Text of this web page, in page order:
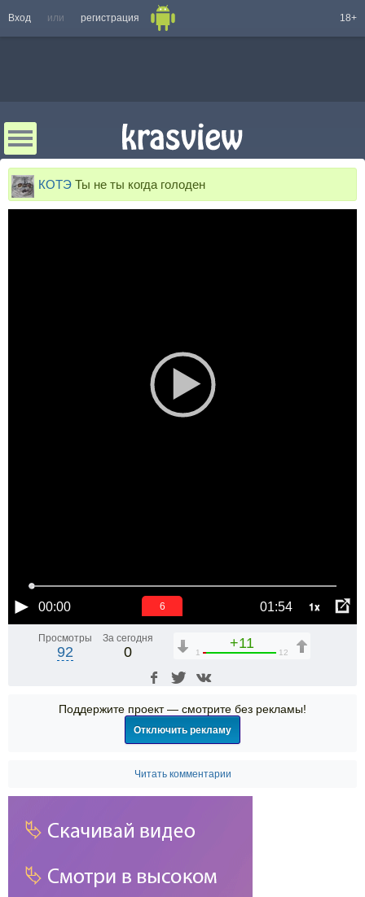
Вход или регистрация 18+
КОТЭ Ты не ты когда голоден
00:00 01:54 1x
6
Просмотры
92
За сегодня
0
+11
1 12
Поддержите проект — смотрите без рекламы!
Отключить рекламу
Читать комментарии